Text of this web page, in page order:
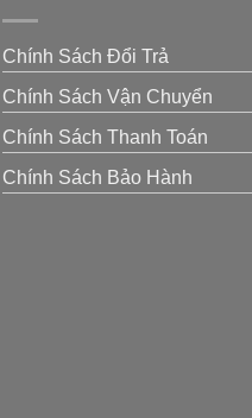
Chính Sách Đổi Trả
Chính Sách Vận Chuyển
Chính Sách Thanh Toán
Chính Sách Bảo Hành